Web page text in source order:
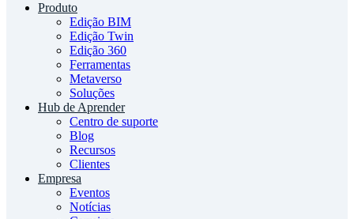
Produto
Edição BIM
Edição Twin
Edição 360
Ferramentas
Metaverso
Soluções
Hub de Aprender
Centro de suporte
Blog
Recursos
Clientes
Empresa
Eventos
Notícias